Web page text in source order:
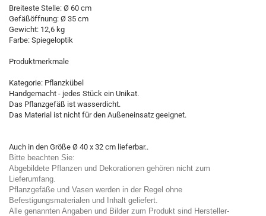
Breiteste Stelle: Ø 60 cm
Gefäßöffnung: Ø 35 cm
Gewicht: 12,6 kg
Farbe: Spiegeloptik
Produktmerkmale
Kategorie: Pflanzkübel
Handgemacht - jedes Stück ein Unikat.
Das Pflanzgefäß ist wasserdicht.
Das Material ist nicht für den Außeneinsatz geeignet.
Auch in den Größe Ø 40 x 32 cm lieferbar..
Bitte beachten Sie:
Abgebildete Pflanzen und Dekorationen gehören nicht zum
Lieferumfang.
Pflanzgefäße und Vasen werden in der Regel ohne
Befestigungsmaterialen und Inhalt geliefert.
Alle genannten Angaben und Bilder zum Produkt sind Hersteller-